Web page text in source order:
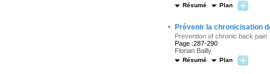
Résumé Plan
· Prévenir la chronicisation
Prevention of chronic back pain
Page :287-290
Florian Bailly
Résumé Plan